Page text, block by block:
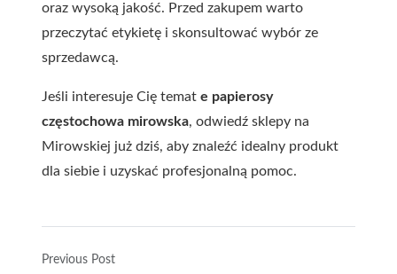
oraz wysoką jakość. Przed zakupem warto
przeczytać etykietę i skonsultować wybór ze
sprzedawcą.
Jeśli interesuje Cię temat e papierosy
częstochowa mirowska, odwiedź sklepy na
Mirowskiej już dziś, aby znaleźć idealny produkt
dla siebie i uzyskać profesjonalną pomoc.
Previous Post